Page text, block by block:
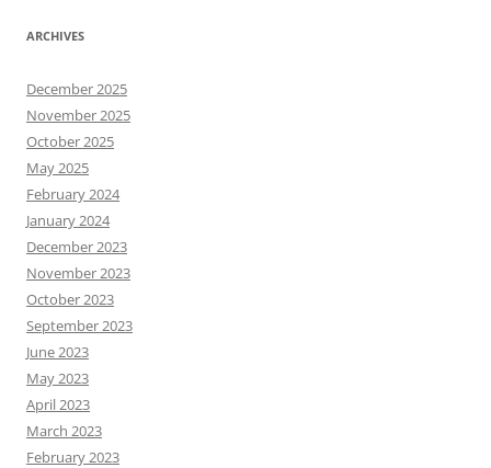
ARCHIVES
December 2025
November 2025
October 2025
May 2025
February 2024
January 2024
December 2023
November 2023
October 2023
September 2023
June 2023
May 2023
April 2023
March 2023
February 2023